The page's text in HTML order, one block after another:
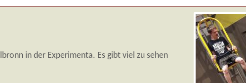
in der Experimenta. Es gibt viel zu sehen